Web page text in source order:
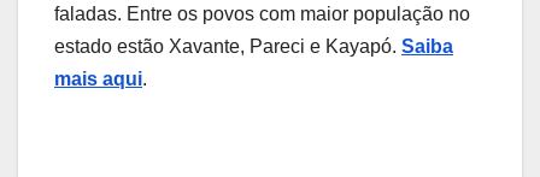
faladas. Entre os povos com maior população no
estado estão Xavante, Pareci e Kayapó. Saiba
mais aqui.